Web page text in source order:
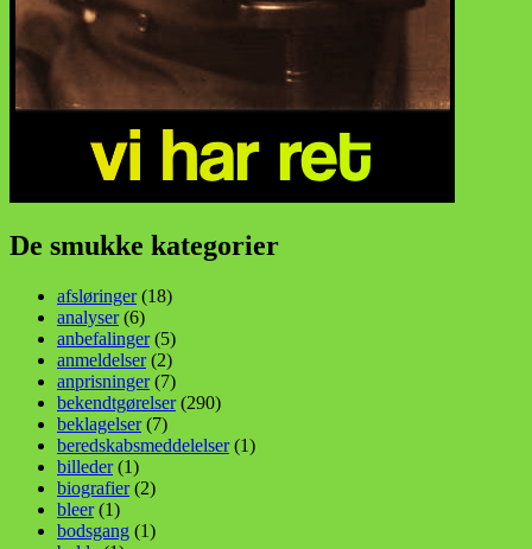
De smukke kategorier
afsløringer(18)
analyser(6)
anbefalinger(5)
anmeldelser(2)
anprisninger(7)
bekendtgørelser(290)
beklagelser(7)
beredskabsmeddelelser(1)
billeder(1)
biografier(2)
bleer(1)
bodsgang (1)